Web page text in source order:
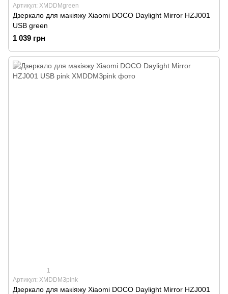
Артикул: XMDDMgreen
Дзеркало для макіяжу Xiaomi DOCO Daylight Mirror HZJ001
USB green
1 039 грн
1
Артикул: XMDDMЗpink
Дзеркало для макіяжу Xiaomi DOCO Daylight Mirror HZJ001